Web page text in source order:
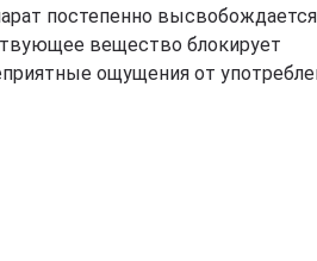
постепенно
вещество блокирует
ощущения от